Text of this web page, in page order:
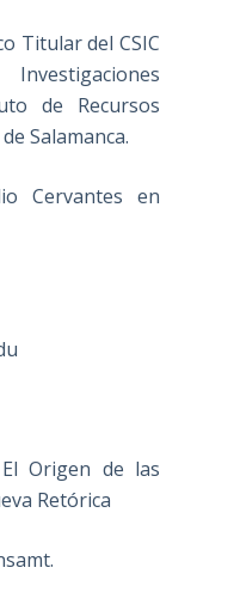
Titular del CSIC
de Recursos
Salamanca.
Origen de las
Retórica